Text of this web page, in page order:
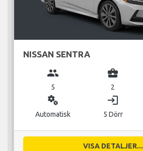
NISSAN SENTRA
group
5
business_center
2
miscellaneous_services
Automatisk
login
5 Dörr
VISA DETALJER...